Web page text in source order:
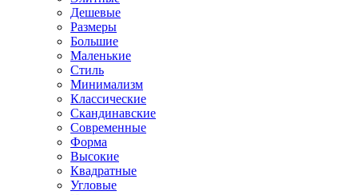
Дешевые
Размеры
Большие
Маленькие
Стиль
Минимализм
Классические
Скандинавские
Современные
Форма
Высокие
Квадратные
Угловые